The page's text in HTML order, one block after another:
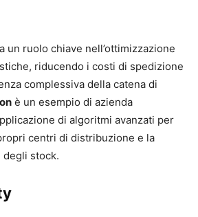
un ruolo chiave nell’ottimizzazione
riducendo i costi di spedizione
complessiva della catena di
è un esempio di azienda
di algoritmi avanzati per
centri di distribuzione e la
stock.